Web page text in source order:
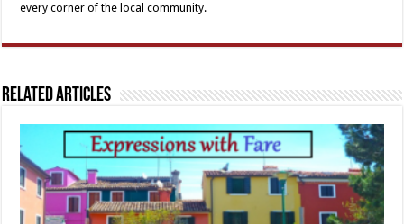
every corner of the local community.
Related Articles